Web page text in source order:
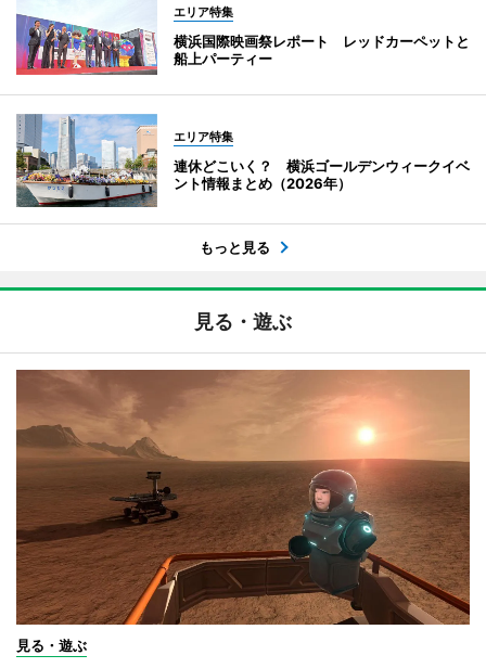
エリア特集
横浜国際映画祭レポート レッドカーペットと
船上パーティー
エリア特集
連休どこいく？ 横浜ゴールデンウィークイベ
ント情報まとめ（2026年）
もっと見る
見る・遊ぶ
見る・遊ぶ